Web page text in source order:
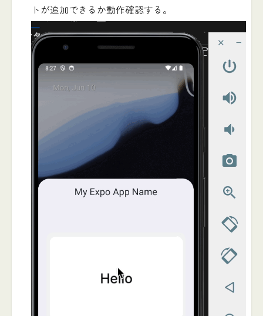
トが追加できるか動作確認する。